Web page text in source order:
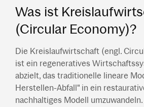
Was ist
(Circular Economy)?
Die Kreislaufwirtschaft (engl.
ist ein regeneratives
abzielt, das traditionelle lineare
Herstellen-Abfall" in ein
nachhaltiges Modell